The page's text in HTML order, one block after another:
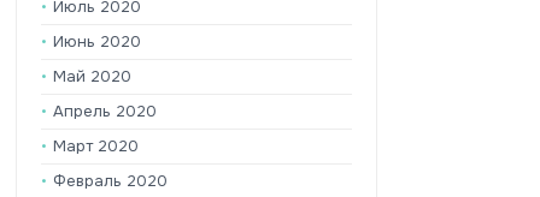
Июль 2020
Июнь 2020
Май 2020
Апрель 2020
Март 2020
Февраль 2020